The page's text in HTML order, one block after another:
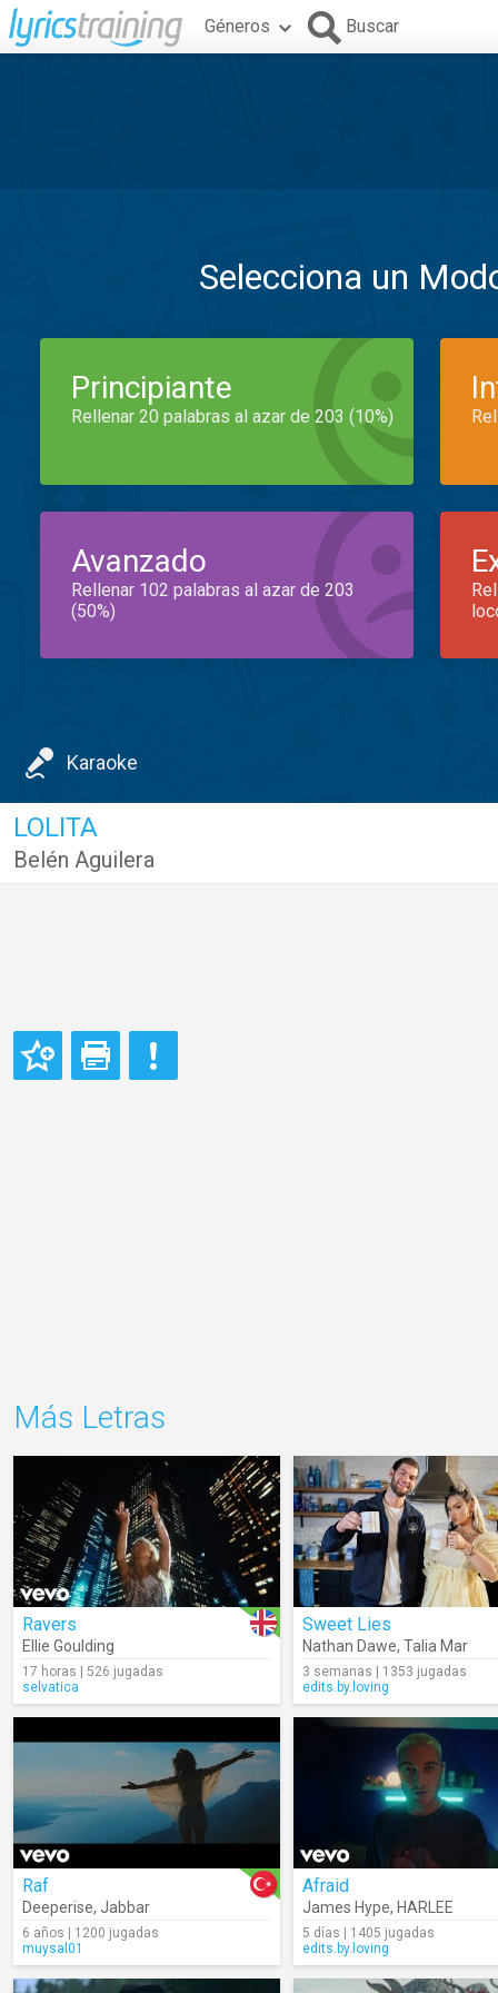
Géneros Buscar
Selecciona un
Principiante
Rellenar 20 palabras al azar de 203 (10%)
Avanzado
Rellenar 102 palabras al azar de 203
(50%)
Karaoke
LOLITA
Belén Aguilera
Más Letras
Ravers
Ellie Goulding
17 horas | 526 jugadas
selvatica
Sweet Lies
Nathan Dawe, Talia Mar
3 semanas | 1353 jugadas
edits.by.loving
Raf
Deeperise, Jabbar
6 años | 1200 jugadas
muysal01
Afraid
James Hype, HARLEE
5 días | 1405 jugadas
edits.by.loving